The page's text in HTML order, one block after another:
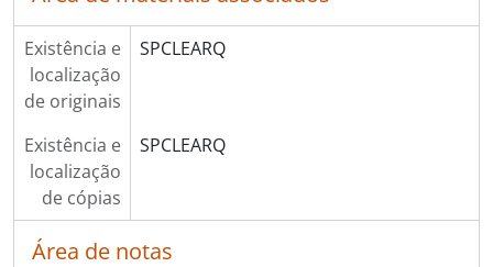
Existência e
localização
de originais
SPCLEARQ
Existência e
localização
de cópias
SPCLEARQ
Área de notas